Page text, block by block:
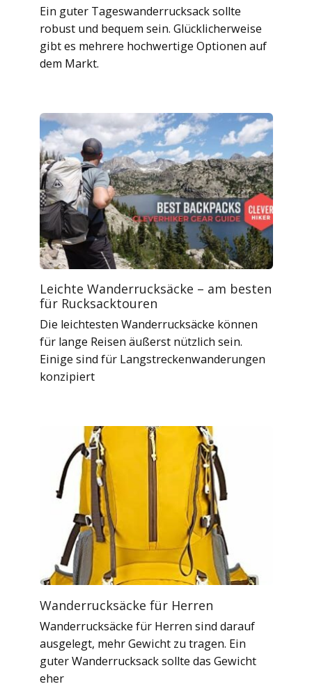
Ein guter Tageswanderrucksack sollte
robust und bequem sein. Glücklicherweise
gibt es mehrere hochwertige Optionen auf
dem Markt.
Leichte Wanderrucksäcke – am besten
für Rucksacktouren
Die leichtesten Wanderrucksäcke können
für lange Reisen äußerst nützlich sein.
Einige sind für Langstreckenwanderungen
konzipiert
Wanderrucksäcke für Herren
Wanderrucksäcke für Herren sind darauf
ausgelegt, mehr Gewicht zu tragen. Ein
guter Wanderrucksack sollte das Gewicht
eher